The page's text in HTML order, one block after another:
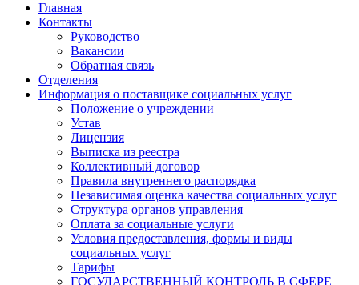
Главная
Контакты
Руководство
Вакансии
Обратная связь
Отделения
Информация о поставщике социальных услуг
Положение о учреждении
Устав
Лицензия
Выписка из реестра
Коллективный договор
Правила внутреннего распорядка
Независимая оценка качества социальных услуг
Структура органов управления
Оплата за социальные услуги
Условия предоставления, формы и виды
социальных услуг
Тарифы
ГОСУДАРСТВЕННЫЙ КОНТРОЛЬ В СФЕРЕ